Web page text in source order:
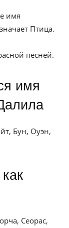
имя
Птица.
песней.
имя
Бун, Оуэн,
Сеорас,